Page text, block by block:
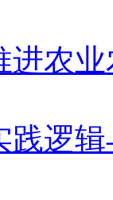
进农
践逻